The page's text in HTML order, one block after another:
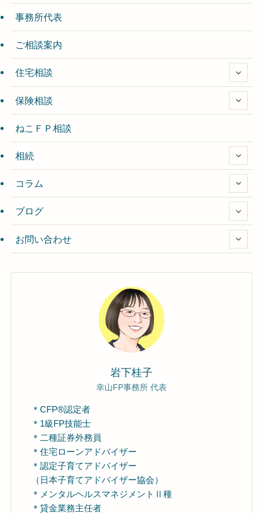
事務所代表
ご相談案内
住宅相談
保険相談
ねこＦＰ相談
相続
コラム
ブログ
お問い合わせ
岩下桂子
幸山FP事務所 代表
＊CFP®認定者
＊1級FP技能士
＊二種証券外務員
＊住宅ローンアドバイザー
＊認定子育てアドバイザー
（日本子育てアドバイザー協会）
＊メンタルヘルスマネジメントⅡ種
＊貸金業務主任者